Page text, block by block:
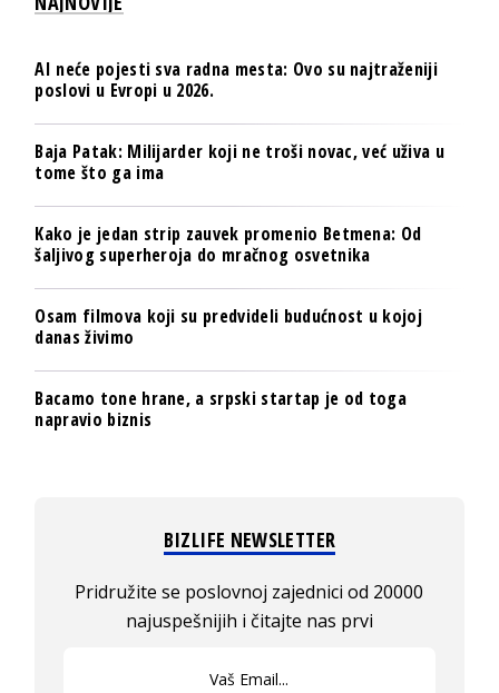
AI neće pojesti sva radna mesta: Ovo su najtraženiji
poslovi u Evropi u 2026.
Baja Patak: Milijarder koji ne troši novac, već uživa u
tome što ga ima
Kako je jedan strip zauvek promenio Betmena: Od
šaljivog superheroja do mračnog osvetnika
Osam filmova koji su predvideli budućnost u kojoj
danas živimo
Bacamo tone hrane, a srpski startap je od toga
napravio biznis
BIZLIFE NEWSLETTER
Pridružite se poslovnoj zajednici od 20000
najuspešnijih i čitajte nas prvi